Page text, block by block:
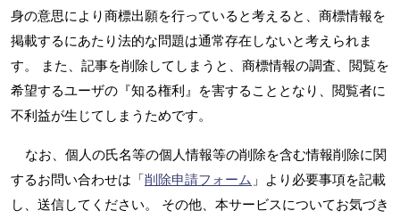
身の意思により商標出願を行っていると考えると、商標情報を
掲載するにあたり法的な問題は通常存在しないと考えられま
す。 また、記事を削除してしまうと、商標情報の調査、閲覧を
希望するユーザの『知る権利』を害することとなり、閲覧者に
不利益が生じてしまうためです。
なお、個人の氏名等の個人情報等の削除を含む情報削除に関
するお問い合わせは「削除申請フォーム 」より必要事項を記載
し、送信してください。 その他、本サービスについてお気づき